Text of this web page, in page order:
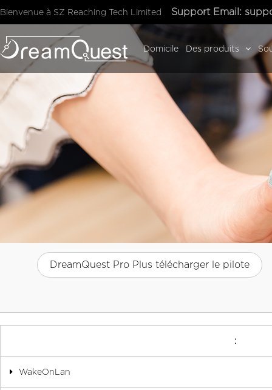
Bienvenue à SZ Reaching Tech Limited Support Email:
Domicile Des produits
DreamQuest Pro Plus télécharger le pilote
:
WakeOnLan